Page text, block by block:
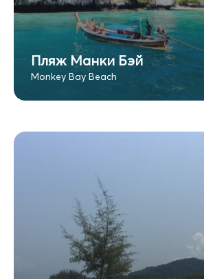
Пляж Манки Бэй
Monkey Bay Beach